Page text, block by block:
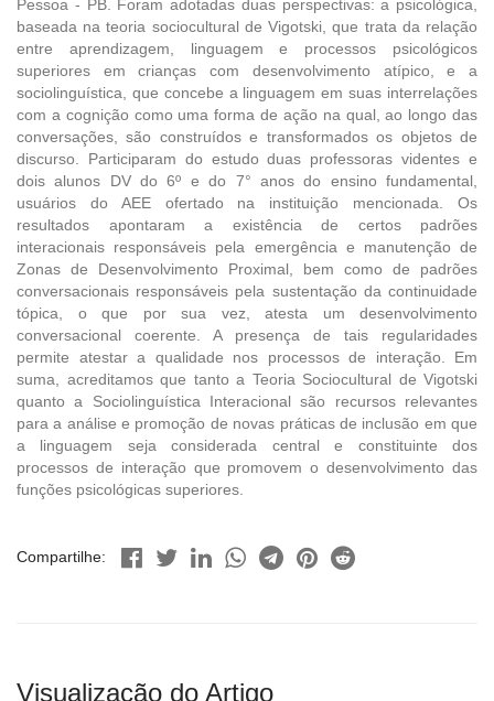
Pessoa - PB. Foram adotadas duas perspectivas: a psicológica,
baseada na teoria sociocultural de Vigotski, que trata da relação
entre aprendizagem, linguagem e processos psicológicos
superiores em crianças com desenvolvimento atípico, e a
sociolinguística, que concebe a linguagem em suas interrelações
com a cognição como uma forma de ação na qual, ao longo das
conversações, são construídos e transformados os objetos de
discurso. Participaram do estudo duas professoras videntes e
dois alunos DV do 6º e do 7° anos do ensino fundamental,
usuários do AEE ofertado na instituição mencionada. Os
resultados apontaram a existência de certos padrões
interacionais responsáveis pela emergência e manutenção de
Zonas de Desenvolvimento Proximal, bem como de padrões
conversacionais responsáveis pela sustentação da continuidade
tópica, o que por sua vez, atesta um desenvolvimento
conversacional coerente. A presença de tais regularidades
permite atestar a qualidade nos processos de interação. Em
suma, acreditamos que tanto a Teoria Sociocultural de Vigotski
quanto a Sociolinguística Interacional são recursos relevantes
para a análise e promoção de novas práticas de inclusão em que
a linguagem seja considerada central e constituinte dos
processos de interação que promovem o desenvolvimento das
funções psicológicas superiores.
Compartilhe:
Visualização do Artigo